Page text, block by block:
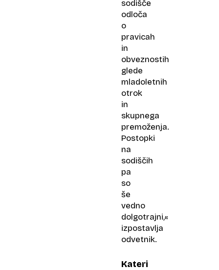
sodišče
odloča
o
pravicah
in
obveznostih
glede
mladoletnih
otrok
in
skupnega
premoženja.
Postopki
na
sodiščih
pa
so
še
vedno
dolgotrajni,«
izpostavlja
odvetnik.
Kateri